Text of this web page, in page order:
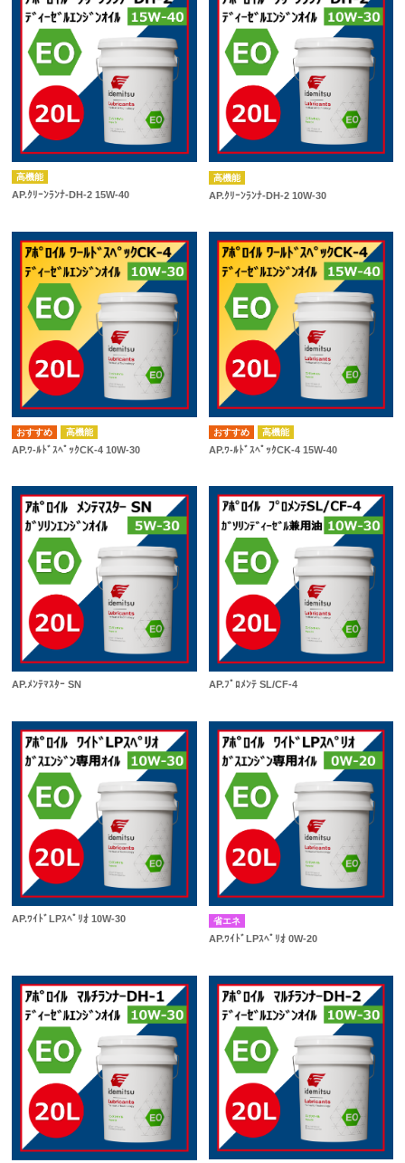
高機能
AP.ｸﾘｰﾝﾗﾝﾅ-DH-2 15W-40
高機能
AP.ｸﾘｰﾝﾗﾝﾅ-DH-2 10W-30
高機能
AP.ﾜ-ﾙﾄﾞｽﾍﾟｯｸCK-4 10W-30
高機能
AP.ﾜ-ﾙﾄﾞｽﾍﾟｯｸCK-4 15W-40
AP.ﾒﾝﾃﾏｽﾀｰ SN AP.ﾌﾟﾛﾒﾝﾃ SL/CF-4
AP.ﾜｲﾄﾞLPｽﾍﾟﾘｵ 10W-30 省エネ
AP.ﾜｲﾄﾞLPｽﾍﾟﾘｵ 0W-20